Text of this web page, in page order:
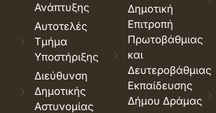
Ανάπτυξης
Αυτοτελές
Τμήμα
Υποστήριξης
Διεύθυνση
Δημοτικής
Αστυνομίας
Δημοτική
Επιτροπή
Πρωτοβάθμιας
και
Δευτεροβάθμιας
Εκπαίδευσης
Δήμου Δράμας